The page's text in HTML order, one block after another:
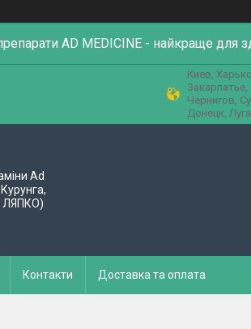
AD MEDICINE - найкраще для
Киев,
Чернигов,
Донецк,
Ad
ЛЯПКО)
Контакти Доставка та оплата